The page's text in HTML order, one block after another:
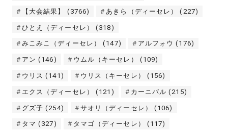
【大会結果】 (3766) あきら（ディーセレ） (227)
ひとえ（ディーセレ） (318)
みこみこ（ディーセレ） (147) アルフォウ (176)
アン (146) ウムル（キーセレ） (109)
ウリス (141) ウリス（キーセレ） (156)
エクス（ディーセレ） (121) カーニバル (215)
グズ子 (254) サオリ（ディーセレ） (106)
タマ (327) タマゴ（ディーセレ） (117)